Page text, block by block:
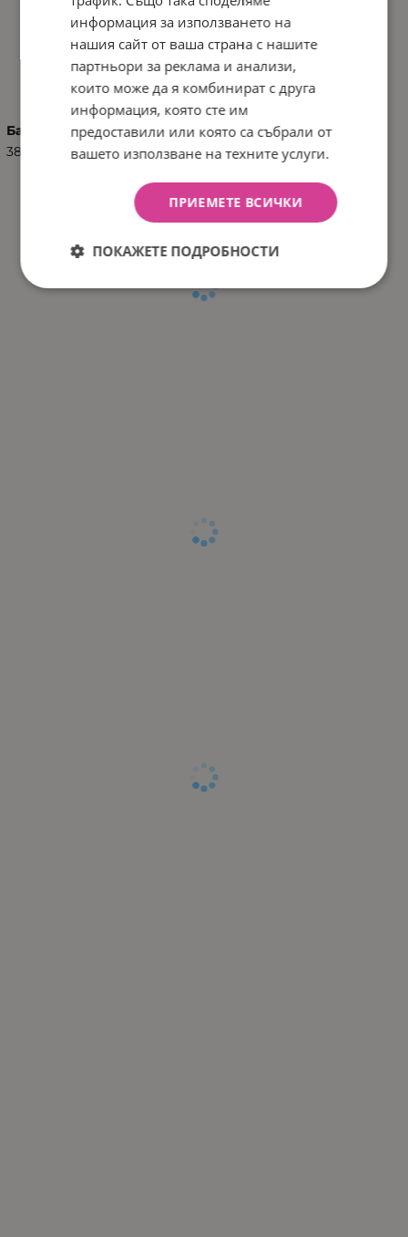
ХАРАКТЕРИСТИКИ
Баркод (ISBN, UPC, др.)
3801304030154
информация за използването на
нашия сайт от ваша страна с нашите
партньори за реклама и анализи,
които може да я комбинират с друга
информация, която сте им
предоставили или която са събрали от
вашето използване на техните услуги.
ПРИЕМЕТЕ ВСИЧКИ
ПОКАЖЕТЕ ПОДРОБНОСТИ